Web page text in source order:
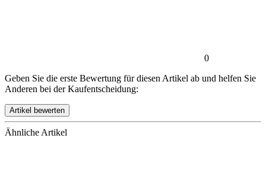
0
Geben Sie die erste Bewertung für diesen Artikel ab und helfen Sie
Anderen bei der Kaufentscheidung:
Ähnliche Artikel